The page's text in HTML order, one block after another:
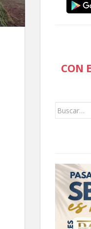
CON
Buscar: